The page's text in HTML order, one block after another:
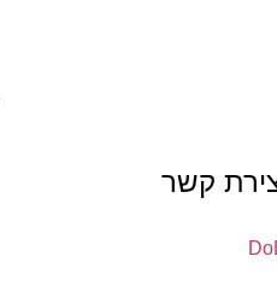
קשר